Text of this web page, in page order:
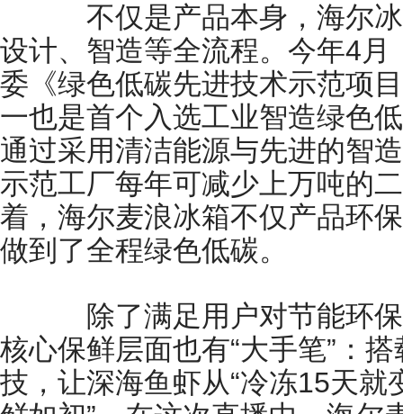
不仅是产品本身，海尔冰
设计、智造等全流程。今年4
委《绿色低碳先进技术示范项
一也是首个入选工业智造绿色
通过采用清洁能源与先进的智
示范工厂每年可减少上万吨的
着，海尔麦浪冰箱不仅产品环
做到了全程绿色低碳。
除了满足用户对节能环保
核心保鲜层面也有“大手笔”：
技，让深海鱼虾从“冷冻15天就